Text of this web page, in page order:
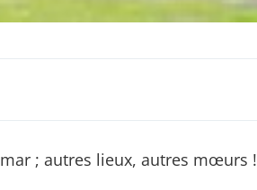
; autres lieux, autres mœurs !